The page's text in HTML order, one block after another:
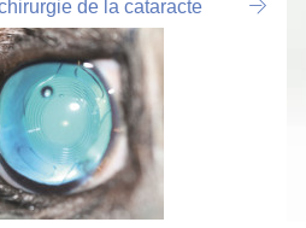
de la cataracte